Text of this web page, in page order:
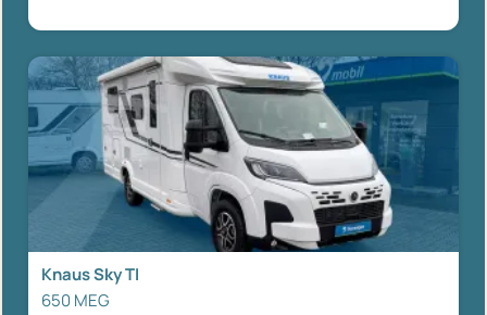
Knaus Sky TI
650 MEG